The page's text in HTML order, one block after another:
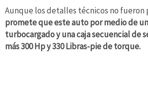
Aunque los detalles técnicos no fueron
promete que este auto por medio de
turbocargado y una caja secuencial de
más 300 Hp y ​​330 Libras-pie de torque.